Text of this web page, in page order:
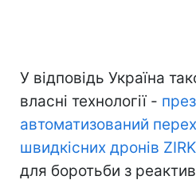
У відповідь Україна
власні технології -
автоматизований
швидкісних дронів
для боротьби з